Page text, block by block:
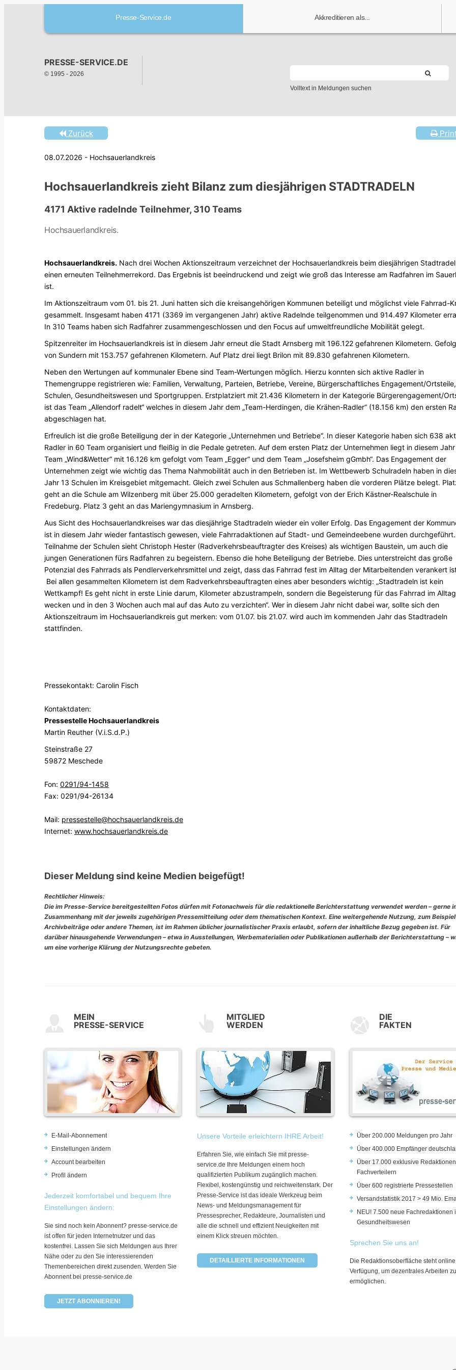
Presse-Service.de Akkreditieren als...
PRESSE-SERVICE.DE
© 1995 - 2026
Volltext in Meldungen suchen
Zurück
08.07.2026 - Hochsauerlandkreis
Hochsauerlandkreis zieht Bilanz zum diesjährigen STADTRADELN
4171 Aktive radelnde Teilnehmer, 310 Teams
Hochsauerlandkreis.
Hochsauerlandkreis. Nach drei Wochen Aktionszeitraum verzeichnet der Hochsauerlandkreis beim diesjährigen
einen erneuten Teilnehmerrekord. Das Ergebnis ist beeindruckend und zeigt wie groß das Interesse am Radfahren im
ist.
Im Aktionszeitraum vom 01. bis 21. Juni hatten sich die kreisangehörigen Kommunen beteiligt und möglichst viele Fahrrad-
gesammelt. Insgesamt haben 4171 (3369 im vergangenen Jahr) aktive Radelnde teilgenommen und 914.497 Kilometer
In 310 Teams haben sich Radfahrer zusammengeschlossen und den Focus auf umweltfreundliche Mobilität gelegt.
Spitzenreiter im Hochsauerlandkreis ist in diesem Jahr erneut die Stadt Arnsberg mit 196.122 gefahrenen Kilometern.
von Sundern mit 153.757 gefahrenen Kilometern. Auf Platz drei liegt Brilon mit 89.830 gefahrenen Kilometern.
Neben den Wertungen auf kommunaler Ebene sind Team-Wertungen möglich. Hierzu konnten sich aktive Radler in
Themengruppe registrieren wie: Familien, Verwaltung, Parteien, Betriebe, Vereine, Bürgerschaftliches Engagement/Ortsteile,
Schulen, Gesundheitswesen und Sportgruppen. Erstplatziert mit 21.436 Kilometern in der Kategorie Bürgerengagement/
ist das Team „Allendorf radelt“ welches in diesem Jahr dem „Team-Herdingen, die Krähen-Radler“ (18.156 km) den ersten
abgeschlagen hat.
Erfreulich ist die große Beteiligung der in der Kategorie „Unternehmen und Betriebe“. In dieser Kategorie haben sich 638
Radler in 60 Team organisiert und fleißig in die Pedale getreten. Auf dem ersten Platz der Unternehmen liegt in diesem
Team „Wind&Wetter“ mit 16.126 km gefolgt vom Team „Egger“ und dem Team „Josefsheim gGmbh“. Das Engagement der
Unternehmen zeigt wie wichtig das Thema Nahmobilität auch in den Betrieben ist. Im Wettbewerb Schulradeln haben in
Jahr 13 Schulen im Kreisgebiet mitgemacht. Gleich zwei Schulen aus Schmallenberg haben die vorderen Plätze belegt.
geht an die Schule am Wilzenberg mit über 25.000 geradelten Kilometern, gefolgt von der Erich Kästner-Realschule in
Fredeburg. Platz 3 geht an das Mariengymnasium in Arnsberg.
Aus Sicht des Hochsauerlandkreises war das diesjährige Stadtradeln wieder ein voller Erfolg. Das Engagement der
ist in diesem Jahr wieder fantastisch gewesen, viele Fahrradaktionen auf Stadt- und Gemeindeebene wurden
Teilnahme der Schulen sieht Christoph Hester (Radverkehrsbeauftragter des Kreises) als wichtigen Baustein, um auch die
jungen Generationen fürs Radfahren zu begeistern. Ebenso die hohe Beteiligung der Betriebe. Dies unterstreicht das große
Potenzial des Fahrrads als Pendlerverkehrsmittel und zeigt, dass das Fahrrad fest im Alltag der Mitarbeitenden verankert
Bei allen gesammelten Kilometern ist dem Radverkehrsbeauftragten eines aber besonders wichtig: „Stadtradeln ist kein
Wettkampf! Es geht nicht in erste Linie darum, Kilometer abzustrampeln, sondern die Begeisterung für das Fahrrad im
wecken und in den 3 Wochen auch mal auf das Auto zu verzichten“. Wer in diesem Jahr nicht dabei war, sollte sich den
Aktionszeitraum im Hochsauerlandkreis gut merken: vom 01.07. bis 21.07. wird auch im kommenden Jahr das Stadtradeln
stattfinden.
Pressekontakt: Carolin Fisch
Kontaktdaten:
Pressestelle Hochsauerlandkreis
Martin Reuther (V.i.S.d.P.)
Steinstraße 27
59872 Meschede
Fon: 0291/94-1458
Fax: 0291/94-26134
Mail: pressestelle@hochsauerlandkreis.de
Internet: www.hochsauerlandkreis.de
Dieser Meldung sind keine Medien beigefügt!
Rechtlicher Hinweis:
Die im Presse-Service bereitgestellten Fotos dürfen mit Fotonachweis für die redaktionelle Berichterstattung verwendet werden – gerne
Zusammenhang mit der jeweils zugehörigen Pressemitteilung oder dem thematischen Kontext. Eine weitergehende Nutzung, zum
Archivbeiträge oder andere Themen, ist im Rahmen üblicher journalistischer Praxis erlaubt, sofern der inhaltliche Bezug gegeben ist. Für
darüber hinausgehende Verwendungen – etwa in Ausstellungen, Werbematerialien oder Publikationen außerhalb der Berichterstattung –
um eine vorherige Klärung der Nutzungsrechte gebeten.
MEIN
PRESSE-SERVICE
E-Mail-Abonnement
Einstellungen ändern
Account bearbeiten
Profil ändern
Jederzeit komfortabel und bequem Ihre
Einstellungen ändern:
Sie sind noch kein Abonnent? presse-service.de
ist offen für jeden Internetnutzer und das
kostenfrei. Lassen Sie sich Meldungen aus Ihrer
Nähe oder zu den Sie interessierenden
Themenbereichen direkt zusenden. Werden Sie
Abonnent bei presse-service.de
JETZT ABONNIEREN!
MITGLIED
WERDEN
Unsere Vorteile erleichtern IHRE Arbeit!
Erfahren Sie, wie einfach Sie mit presse-
service.de Ihre Meldungen einem hoch
qualifizierten Publikum zugänglich machen.
Flexibel, kostengünstig und reichweitenstark. Der
Presse-Service ist das ideale Werkzeug beim
News- und Meldungsmanagement für
Pressesprecher, Redakteure, Journalisten und
alle die schnell und effizient Neuigkeiten mit
einem Klick streuen möchten.
DETAILLIERTE INFORMATIONEN
DIE
FAKTEN
Über 200.000 Meldungen pro Jahr
Über 400.000 Empfänger
Über 17.000 exklusive
Fachverteilern
Über 600 registrierte Pressestellen
Versandstatistik 2017 > 49 Mio.
NEU! 7.500 neue Fachredaktionen
Gesundheitswesen
Sprechen Sie uns an!
Die Redaktionsoberfläche steht
Verfügung, um dezentrales Arbeiten zu
ermöglichen.